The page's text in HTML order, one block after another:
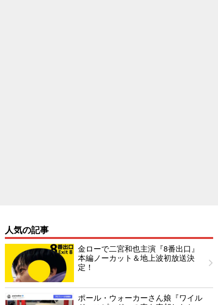
人気の記事
金ローで二宮和也主演『8番出口』
本編ノーカット＆地上波初放送決
定！
ポール・ウォーカーさん娘『ワイル